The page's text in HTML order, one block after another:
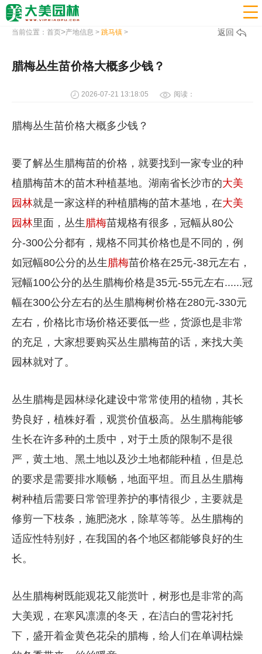

当前位置： 首页>产地信息 > 跳马镇> 返回
腊梅丛生苗价格大概多少钱？
2026-07-21 13:18:05 阅读：
腊梅丛生苗价格大概多少钱？
要了解丛生腊梅苗的价格，就要找到一家专业的种
植腊梅苗木的苗木种植基地。湖南省长沙市的大美
园林就是一家这样的种植腊梅的苗木基地，在大美
园林里面，丛生 腊梅苗规格有很多，冠幅从80公
分-300公分都有，规格不同其价格也是不同的，例
如冠幅80公分的丛生 腊梅苗价格在25元-38元左右，
冠幅100公分的丛生腊梅价格是35元-55元左右......冠
幅在300公分左右的丛生腊梅树价格在280元-330元
左右，价格比市场价格还要低一些，货源也是非常
的充足，大家想要购买丛生腊梅苗的话，来找大美
园林就对了。
丛生腊梅是园林绿化建设中常常使用的植物，其长
势良好，植株好看，观赏价值极高。丛生腊梅能够
生长在许多种的土质中，对于土质的限制不是很
严，黄土地、黑土地以及沙土地都能种植，但是总
的要求是需要排水顺畅，地面平坦。而且丛生腊梅
树种植后需要日常管理养护的事情很少，主要就是
修剪一下枝条，施肥浇水，除草等等。丛生腊梅的
适应性特别好，在我国的各个地区都能够良好的生
长。
丛生腊梅树既能观花又能赏叶，树形也是非常的高
大美观，在寒风凛凛的冬天，在洁白的雪花衬托
下，盛开着金黄色花朵的腊梅，给人们在单调枯燥